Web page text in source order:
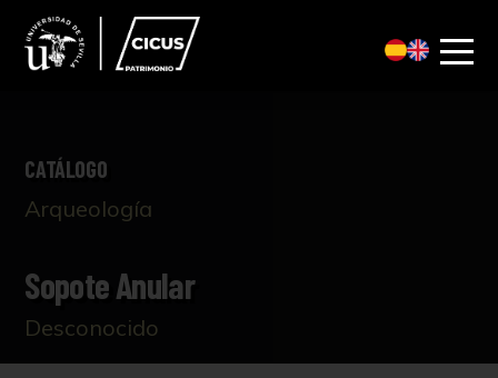
CATÁLOGO
Arqueología
Sopote Anular
Desconocido